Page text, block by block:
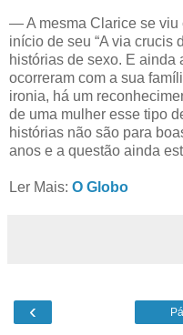
— A mesma Clarice se viu
início de seu “A via crucis
histórias de sexo. E ainda
ocorreram com a sua
ironia, há um
de uma mulher esse tipo
histórias não são para
anos e a questão ainda
Ler Mais: O Globo
‹